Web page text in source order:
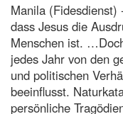
Manila (Fidesdienst)
dass Jesus die
Menschen ist.
jedes Jahr von den
und politischen
beeinflusst.
persönliche